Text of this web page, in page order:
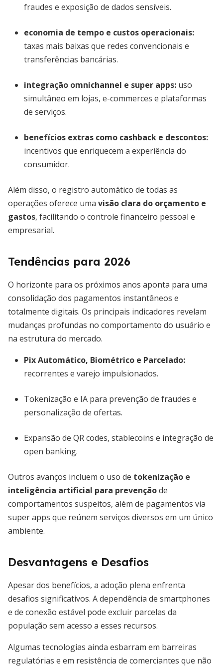
fraudes e exposição de dados sensíveis.
economia de tempo e custos operacionais:
taxas mais baixas que redes convencionais e
transferências bancárias.
integração omnichannel e super apps: uso
simultâneo em lojas, e-commerces e plataformas
de serviços.
benefícios extras como cashback e descontos:
incentivos que enriquecem a experiência do
consumidor.
Além disso, o registro automático de todas as
operações oferece uma visão clara do orçamento e
gastos, facilitando o controle financeiro pessoal e
empresarial.
Tendências para 2026
O horizonte para os próximos anos aponta para uma
consolidação dos pagamentos instantâneos e
totalmente digitais. Os principais indicadores revelam
mudanças profundas no comportamento do usuário e
na estrutura do mercado.
Pix Automático, Biométrico e Parcelado:
recorrentes e varejo impulsionados.
Tokenização e IA para prevenção de fraudes e
personalização de ofertas.
Expansão de QR codes, stablecoins e integração de
open banking.
Outros avanços incluem o uso de tokenização e
inteligência artificial para prevençãode
comportamentos suspeitos, além de pagamentos via
super apps que reúnem serviços diversos em um único
ambiente.
Desvantagens e Desafios
Apesar dos benefícios, a adoção plena enfrenta
desafios significativos. A dependência de smartphones
e de conexão estável pode excluir parcelas da
população sem acesso a esses recursos.
Algumas tecnologias ainda esbarram em barreiras
regulatórias e em resistência de comerciantes que não